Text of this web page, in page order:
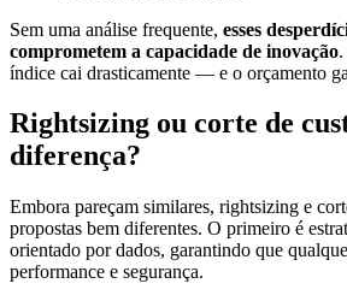
Sem uma análise frequente, esses
comprometem a capacidade de inovação
índice cai drasticamente — e o orçamento
Rightsizing ou corte de
diferença?
Embora pareçam similares, rightsizing e
propostas bem diferentes. O primeiro é
orientado por dados, garantindo que
performance e segurança.